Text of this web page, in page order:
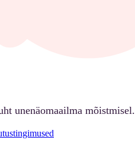
unenäomaailma mõistmisel.